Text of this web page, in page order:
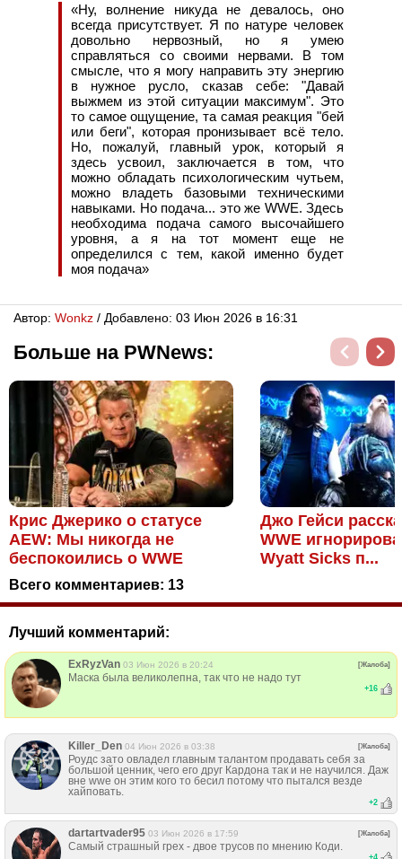
«Ну, волнение никуда не девалось, оно
всегда присутствует. Я по натуре человек
довольно нервозный, но я умею
справляться со своими нервами. В том
смысле, что я могу направить эту энергию
в нужное русло, сказав себе: "Давай
выжмем из этой ситуации максимум". Это
то самое ощущение, та самая реакция "бей
или беги", которая пронизывает всё тело.
Но, пожалуй, главный урок, который я
здесь усвоил, заключается в том, что
можно обладать психологическим чутьем,
можно владеть базовыми техническими
навыками. Но подача... это же WWE. Здесь
необходима подача самого высочайшего
уровня, а я на тот момент еще не
определился с тем, какой именно будет
моя подача»
Автор: Wonkz / Добавлено: 03 Июн 2026 в 16:31
Больше на PWNews:
Крис Джерико о статусе
AEW: Мы никогда не
беспокоились о WWE
Джо Гейси
WWE
Wyatt Sicks п...
Всего комментариев: 13
Лучший комментарий:
ExRyzVan 03 Июн 2026 в 20:24 [Жалоба]
Маска была великолепна, так что не надо тут
+16
Killer_Den 04 Июн 2026 в 03:38 [Жалоба]
Роудс зато овладел главным талантом продавать себя за
большой ценник, чего его друг Кардона так и не научился. Даж
вне wwe он этим кого то бесил потому что пытался везде
хайповать.
+2
dartartvader95 03 Июн 2026 в 17:59 [Жалоба]
Самый страшный грех - двое трусов по мнению Коди.